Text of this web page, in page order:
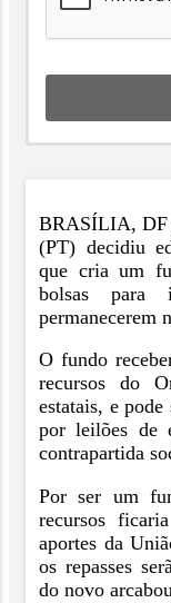
BRASÍLIA, DF
(PT) decidiu
que cria um
bolsas para
permanecerem
O fundo
recursos do
estatais, e
por leilões de
contrapartida
Por ser um
recursos
aportes da
os repasses
do novo